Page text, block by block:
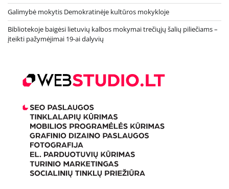
Galimybė mokytis Demokratinėje kultūros mokykloje
Bibliotekoje baigėsi lietuvių kalbos mokymai trečiųjų šalių piliečiams –
įteikti pažymėjimai 19-ai dalyvių